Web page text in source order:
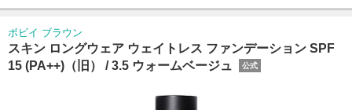
ボビイ ブラウン
スキン ロングウェア ウェイトレス ファンデーション SPF
15 (PA++)（旧） /3.5 ウォームベージュ 公式